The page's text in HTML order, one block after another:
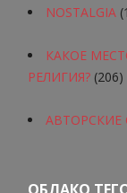
NOSTALGIA
КАКОЕ
РЕЛИГИЯ? (206)
АВТОРСКИЕ